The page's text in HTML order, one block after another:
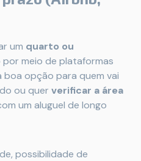
um quarto ou
por meio de plataformas
boa opção para quem vai
ou quer verificar a área
um aluguel de longo
possibilidade de